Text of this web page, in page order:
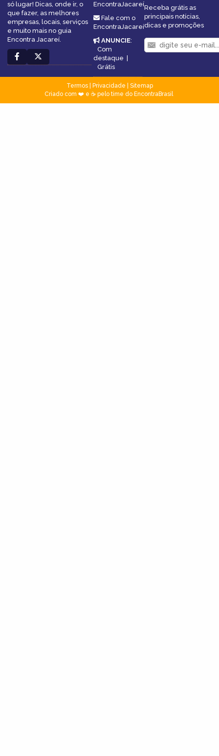
só lugar! Dicas, onde ir, o
que fazer, as melhores
empresas, locais, serviços
e muito mais no guia
Encontra Jacareí.
EncontraJacareí
Fale com o
EncontraJacareí
ANUNCIE:
Com
destaque
Grátis
Receba grátis as
principais notícias,
dicas e promoções
Termos| Privacidade
Sitemap
Criado com ❤️ e ☕ pelo time do EncontraBrasil